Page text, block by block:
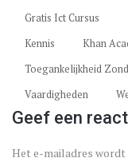
Gratis Ict Cursus
Kennis
Khan
Toegankelijkheid
Vaardigheden
Geef een
Het e-mailadres wordt